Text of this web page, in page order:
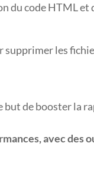
du code HTML et
supprimer les
de booster la
avec des